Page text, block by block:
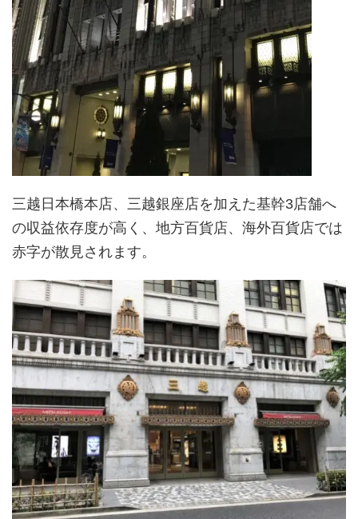
三越日本橋本店、三越銀座店を加えた基幹3店舗へ
の収益依存度が高く、地方百貨店、海外百貨店では
赤字が散見されます。